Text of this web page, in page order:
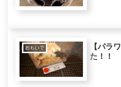
おもいで
【パラ
た！！